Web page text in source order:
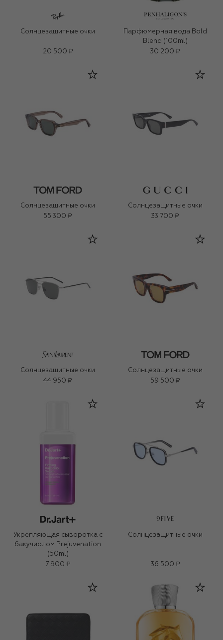
Солнцезащитные очки
20 500 ₽
Парфюмерная вода Bold
Blend (100ml)
30 200 ₽
Солнцезащитные очки
55 300 ₽
Солнцезащитные очки
33 700 ₽
Солнцезащитные очки
44 950 ₽
Солнцезащитные очки
59 500 ₽
Укрепляющая сыворотка с
бакучиолом Prejuvenation
(50ml)
7 900 ₽
9FIVE
Солнцезащитные очки
36 500 ₽